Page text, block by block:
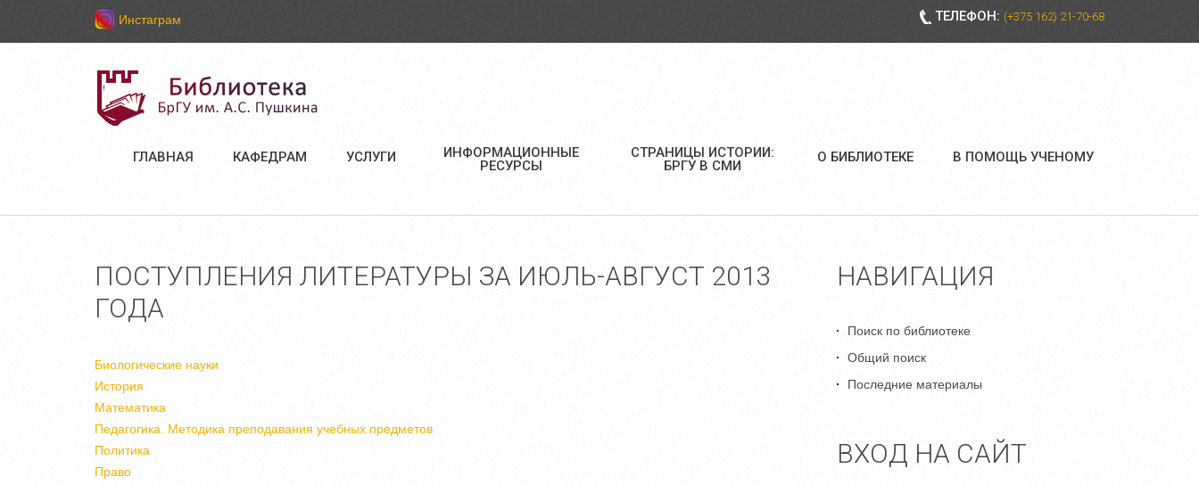
ТЕЛЕФОН: (+375 162) 21-70-68
Инстаграм
ГЛАВНАЯ КАФЕДРАМ УСЛУГИ
ИНФОРМАЦИОННЫЕ
РЕСУРСЫ
СТРАНИЦЫ ИСТОРИИ:
БРГУ В СМИ
О БИБЛИОТЕКЕ В ПОМОЩЬ УЧЕНОМУ
НАВИГАЦИЯ
Поиск по библиотеке
Общий поиск
Последние материалы
ВХОД НА САЙТ
ПОСТУПЛЕНИЯ ЛИТЕРАТУРЫ ЗА ИЮЛЬ-АВГУСТ 2013
ГОДА
Биологические науки
История
Математика
Педагогика. Методика преподавания учебных предметов
Политика
Право